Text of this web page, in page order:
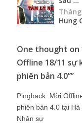
Hung
One thought on
Offline 18/11 sự
phiên bản 4.0””
Pingback: Mời
phiên bản 4.0 tại
Nhân sự